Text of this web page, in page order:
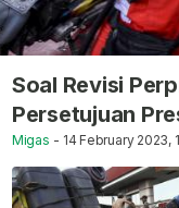
Soal Revisi
Persetujuan
Migas - 14 February 2023,